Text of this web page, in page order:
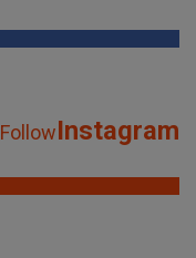
FollowInstagram